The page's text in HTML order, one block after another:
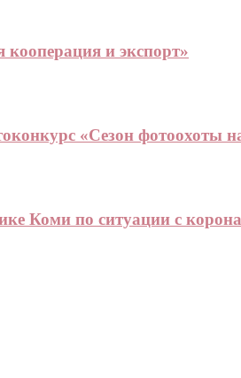
и экспорт»
«Сезон фотоохоты
Коми по ситуации с